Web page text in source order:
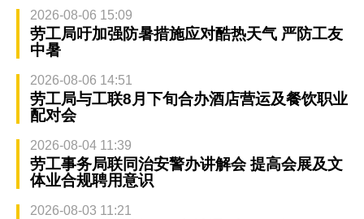
2026-08-06 15:09
劳工局吁加强防暑措施应对酷热天气 严防工友
中暑
2026-08-06 14:51
劳工局与工联8月下旬合办酒店营运及餐饮职业
配对会
2026-08-04 11:39
劳工事务局联同治安警办讲解会 提高会展及文
体业合规聘用意识
2026-08-03 11:21